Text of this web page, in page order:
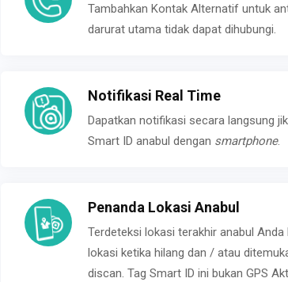
Tambahkan Kontak Alternatif untuk
darurat utama tidak dapat dihubungi.
Notifikasi Real Time
Dapatkan notifikasi secara langsung
Smart ID anabul dengan smartphone.
Penanda Lokasi Anabul
Terdeteksi lokasi terakhir anabul
lokasi ketika hilang dan / atau
discan. Tag Smart ID ini bukan GPS